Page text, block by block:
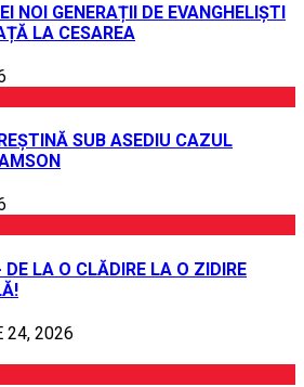
NOI GENERAȚII DE EVANGHELIȘTI
LA CESAREA
SUB ASEDIU CAZUL
DE LA O CLĂDIRE LA O ZIDIRE
24, 2026